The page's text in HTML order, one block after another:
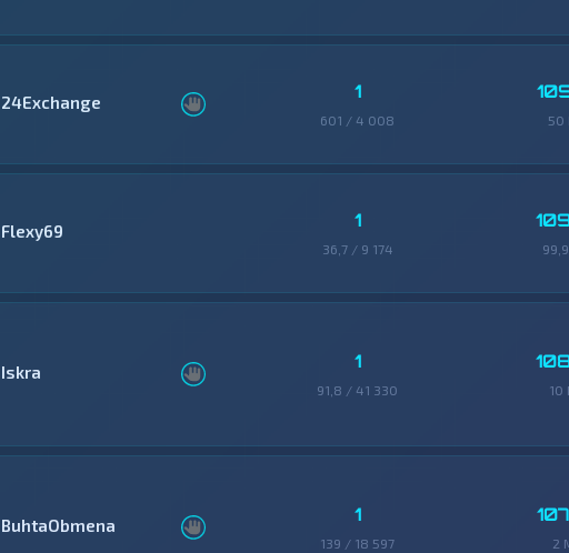
24Exchange 1
601 / 4 008 50
Flexy69 1
36,7 / 9 174
Iskra 1
91,8 / 41 330 10
BuhtaObmena 1
139 / 18 597 2